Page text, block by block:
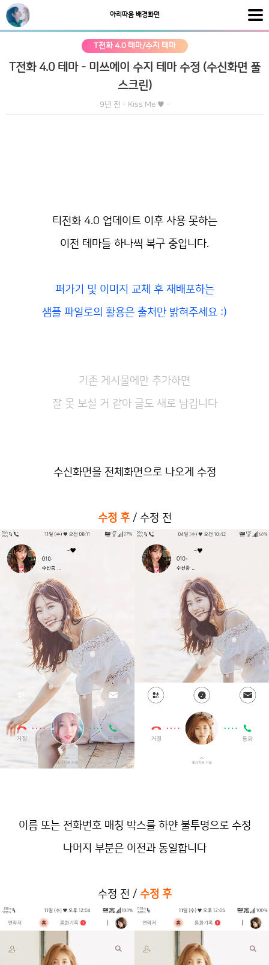
아리따움 배경화면
T전화 4.0 테마/수지 테마
T전화 4.0 테마 - 미쓰에이 수지 테마 수정 (수신화면 풀
스크린)
9년 전 · Kiss Me ♥ ·
티전화 4.0 업데이트 이후 사용 못하는
이전 테마들 하나씩 복구 중입니다.
퍼가기 및 이미지 교체 후 재배포하는
샘플 파일로의 활용은 출처만 밝혀주세요 :)
기존 게시물에만 추가하면
잘 못 보실 거 같아 글도 새로 남깁니다
수신화면을 전체화면으로 나오게 수정
수정 후/ 수정 전
이름 또는 전화번호 매칭 박스를 하얀 불투명으로 수정
나머지 부분은 이전과 동일합니다
수정 전 / 수정 후